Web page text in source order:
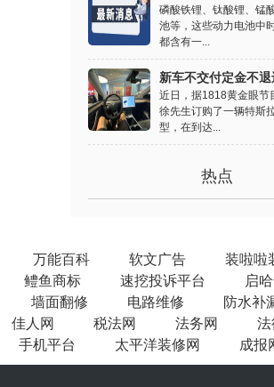
磷酸铁锂、钛酸锂、锰
池等，这些动力电池中
都含有一...
新车不交付定金不退
近日，据1818黄金眼节
徐先生订购了一辆特斯
型，在到达...
热点
万能百科 软文广告 装啦啦
鳢鱼商标 速挖投诉平台 启
墙面翻修 电路维修 防水补
佳人网 税法网 法务网 法
手机平台 太平洋装修网 成报